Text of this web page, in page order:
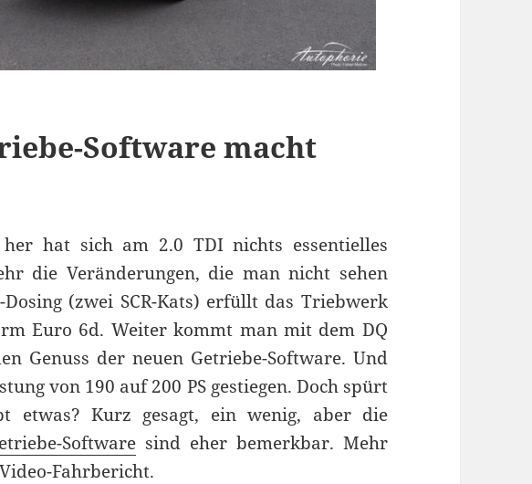
Software macht
hat sich am 2.0 TDI nichts essentielles
die Veränderungen, die man nicht sehen
(zwei SCR-Kats) erfüllt das Triebwerk
Euro 6d. Weiter kommt man mit dem DQ
Genuss der neuen Getriebe-Software. Und
von 190 auf 200 PS gestiegen. Doch spürt
etwas? Kurz gesagt, ein wenig, aber die
Softwaresind eher bemerkbar. Mehr
Fahrbericht.